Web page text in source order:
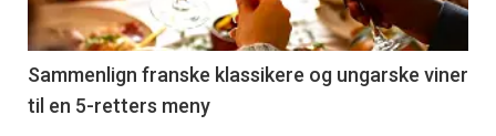
-
5
Sammenlign franske klassikere og ungarske viner
til en 5-retters meny